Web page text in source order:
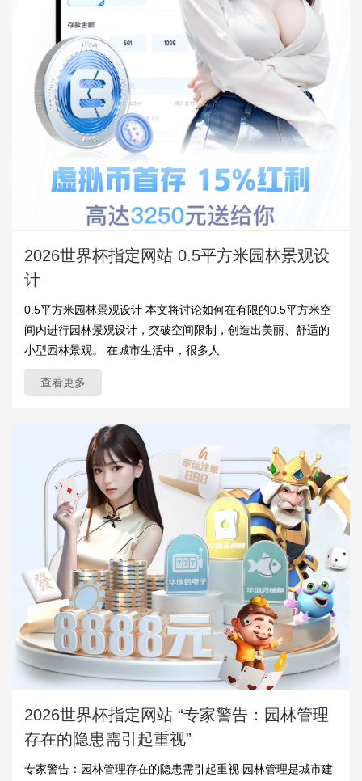
2026世界杯指定网站 0.5平方米园林景观设
计
0.5平方米园林景观设计 本文将讨论如何在有限的0.5平方米空
间内进行园林景观设计，突破空间限制，创造出美丽、舒适的
小型园林景观。 在城市生活中，很多人
查看更多
2026世界杯指定网站 “专家警告：园林管理
存在的隐患需引起重视”
专家警告：园林管理存在的隐患需引起重视 园林管理是城市建